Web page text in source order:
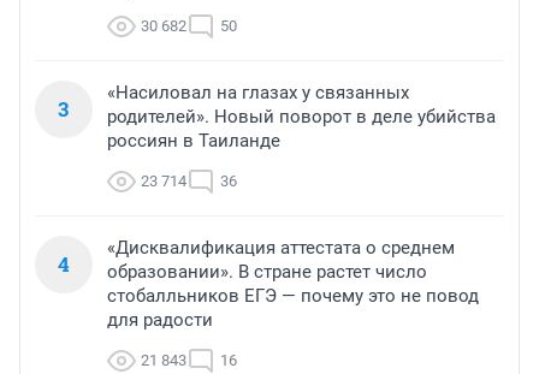
30 682 50
3
«Насиловал на глазах у связанных
родителей». Новый поворот в деле убийства
россиян в Таиланде
23 714 36
4
«Дисквалификация аттестата о среднем
образовании». В стране растет число
стобалльников ЕГЭ — почему это не повод
для радости
21 843 16